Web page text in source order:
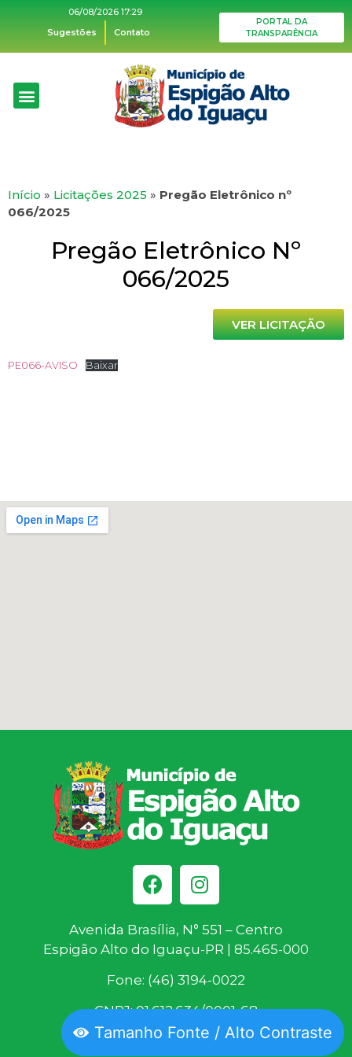
06/08/2026 17:29
Sugestões
Contato
PORTAL DA
TRANSPARÊNCIA
Início » Licitações 2025 » Pregão Eletrônico nº
066/2025
Pregão Eletrônico Nº
066/2025
VER LICITAÇÃO
PE066-AVISO Baixar
Avenida Brasília, N° 551 – Centro
Espigão Alto do Iguaçu-PR | 85.465-000
Fone: (46) 3194-0022
CNPJ: 01.612.634/0001-68
Tamanho Fonte / Alto Contraste